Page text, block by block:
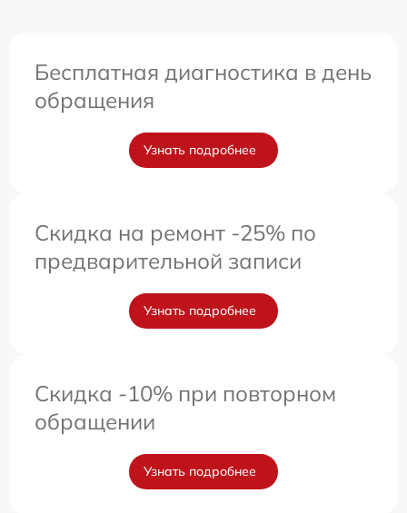
Бесплатная диагностика в день
обращения
Узнать подробнее
Скидка на ремонт -25% по
предварительной записи
Узнать подробнее
Скидка -10% при повторном
обращении
Узнать подробнее